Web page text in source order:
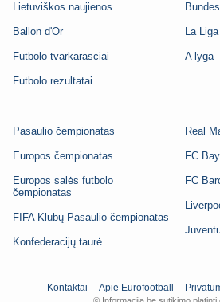
Lietuviškos naujienos
Ballon d'Or
Futbolo tvarkarasciai
Futbolo rezultatai
La Liga
A lyga
Pasaulio čempionatas
Europos čempionatas
Europos salės futbolo
čempionatas
FIFA Klubų Pasaulio čempionatas
Konfederacijų taurė
Real
FC
FC
Kontaktai Apie Eurofootball